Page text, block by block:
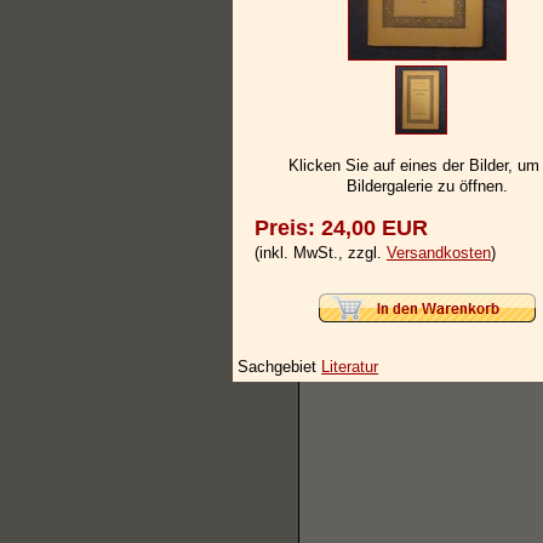
Klicken Sie auf eines der Bilder, um
Bildergalerie zu öffnen.
Preis: 24,00 EUR
(inkl. MwSt., zzgl. Versandkosten)
Sachgebiet Literatur